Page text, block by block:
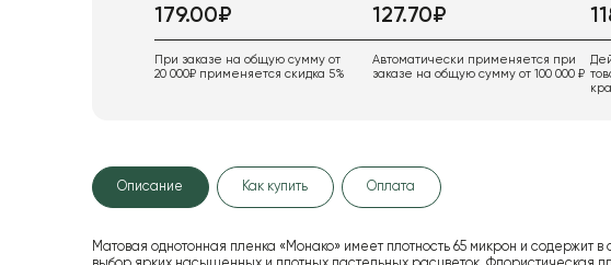
179.00₽
При заказе на общую сумму от
20 000₽ применяется скидка 5%
127.70₽
Автоматически применяется при
заказе на общую сумму от 100 000 ₽
Описание Как купить Оплата
Матовая однотонная пленка «Монако» имеет плотность 65 микрон и содержит